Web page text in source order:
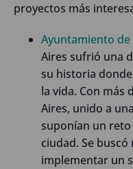
proyectos más
Ayuntamiento de
Aires sufrió una
su historia
la vida. Con más
Aires, unido a
suponían un
ciudad. Se
implementar un